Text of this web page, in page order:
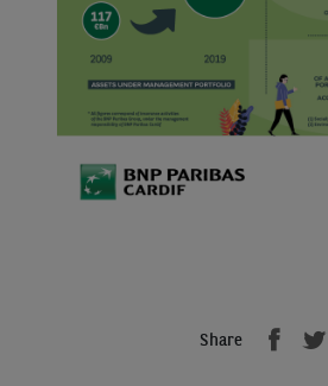
Share